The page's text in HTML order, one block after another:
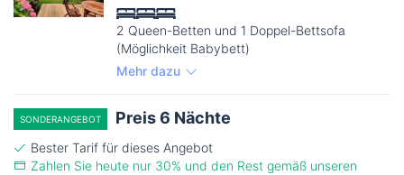
2 Queen-Betten und 1 Doppel-Bettsofa
(Möglichkeit Babybett)
Mehr dazu
SONDERANGEBOT Preis 6 Nächte
Bester Tarif für dieses Angebot
Zahlen Sie heute nur 30% und den Rest gemäß unseren